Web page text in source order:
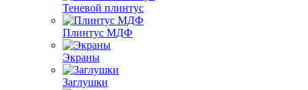
Теневой плинтус
Плинтус МДФ
Экраны
Заглушки